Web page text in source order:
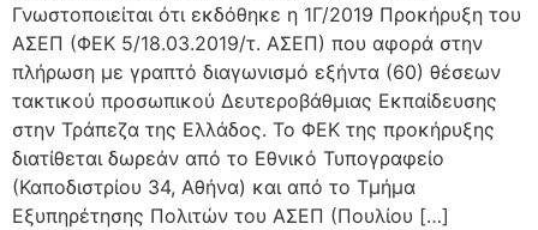
Γνωστοποιείται ότι εκδόθηκε η 1Γ/2019 Προκήρυξη του
ΑΣΕΠ (ΦΕΚ 5/18.03.2019/τ. ΑΣΕΠ) που αφορά στην
πλήρωση με γραπτό διαγωνισμό εξήντα (60) θέσεων
τακτικού προσωπικού Δευτεροβάθμιας Εκπαίδευσης
στην Τράπεζα της Ελλάδος. Το ΦΕΚ της προκήρυξης
διατίθεται δωρεάν από το Εθνικό Τυπογραφείο
(Καποδιστρίου 34, Αθήνα) και από το Τμήμα
Εξυπηρέτησης Πολιτών του ΑΣΕΠ (Πουλίου […]